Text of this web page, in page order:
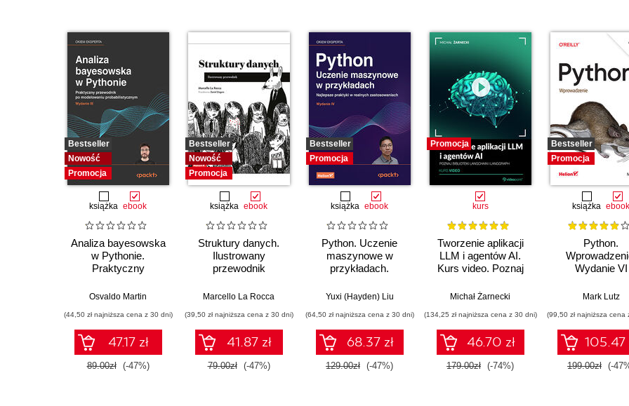
Bestseller
Nowość
Promocja
książka ebook
Analiza bayesowska
w Pythonie.
Praktyczny
modelowaniu
Wydanie III
Osvaldo Martin
(44,50 zł najniższa cena z 30 dni)
47.17 zł
89.00zł (-47%)
Bestseller
Nowość
Promocja
książka ebook
Struktury danych.
Ilustrowany
przewodnik
Marcello La Rocca
(39,50 zł najniższa cena z 30 dni)
41.87 zł
79.00zł (-47%)
Bestseller
Promocja
książka ebook
Python. Uczenie
maszynowe w
przykładach.
realnych
Wydanie IV
Yuxi (Hayden) Liu
(64,50 zł najniższa cena z 30 dni)
68.37 zł
129.00zł (-47%)
Promocja
kurs
Tworzenie aplikacji
LLM i agentów AI.
Kurs video. Poznaj
LangGraph
Michał Żarnecki
(134,25 zł najniższa cena z 30 dni)
46.70 zł
179.00zł (-74%)
Bestseller
Promocja
książka ebook
Python.
Wydanie VI
Mark Lutz
(99,50 zł najniższa cena
105.47
199.00zł (-